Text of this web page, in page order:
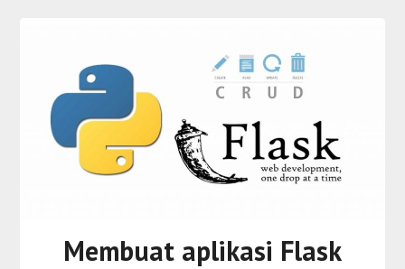
Membuat aplikasi Flask